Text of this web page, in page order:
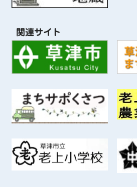
関連サイト